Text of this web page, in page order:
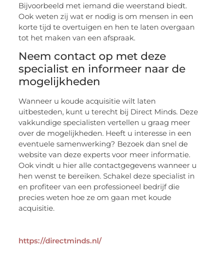
Bijvoorbeeld met iemand die weerstand biedt.
Ook weten zij wat er nodig is om mensen in een
korte tijd te overtuigen en hen te laten overgaan
tot het maken van een afspraak.
Neem contact op met deze
specialist en informeer naar de
mogelijkheden
Wanneer u koude acquisitie wilt laten
uitbesteden, kunt u terecht bij Direct Minds. Deze
vakkundige specialisten vertellen u graag meer
over de mogelijkheden. Heeft u interesse in een
eventuele samenwerking? Bezoek dan snel de
website van deze experts voor meer informatie.
Ook vindt u hier alle contactgegevens wanneer u
hen wenst te bereiken. Schakel deze specialist in
en profiteer van een professioneel bedrijf die
precies weten hoe ze om gaan met koude
acquisitie.
https://directminds.nl/